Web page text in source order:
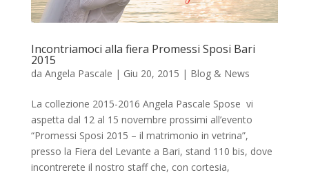
Incontriamoci alla fiera Promessi Sposi Bari
2015
da Angela Pascale | Giu 20, 2015 | Blog & News
La collezione 2015-2016 Angela Pascale Spose vi
aspetta dal 12 al 15 novembre prossimi all’evento
“Promessi Sposi 2015 – il matrimonio in vetrina”,
presso la Fiera del Levante a Bari, stand 110 bis, dove
incontrerete il nostro staff che, con cortesia,